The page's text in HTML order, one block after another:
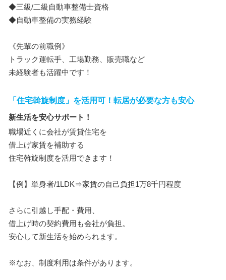
◆三級/二級自動車整備士資格
◆自動車整備の実務経験
《先輩の前職例》
トラック運転手、工場勤務、販売職など
未経験者も活躍中です！
「住宅斡旋制度」を活用可！転居が必要な方も安心
新生活を安心サポート！
職場近くに会社が賃貸住宅を
借上げ家賃を補助する
住宅斡旋制度を活用できます！
【例】単身者/1LDK⇒家賃の自己負担1万8千円程度
さらに引越し手配・費用、
借上げ時の契約費用も会社が負担。
安心して新生活を始められます。
※なお、制度利用は条件があります。